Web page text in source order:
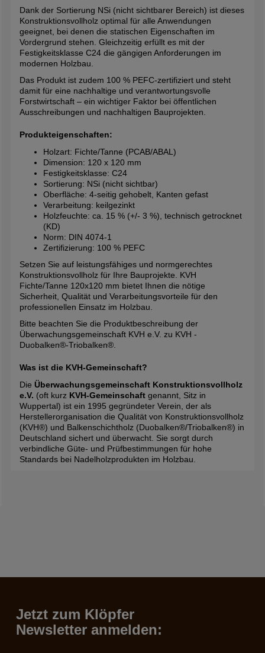
Dank der Sortierung NSi (nicht sichtbarer Bereich) ist dieses
Konstruktionsvollholz optimal für alle Anwendungen
geeignet, bei denen die statischen Eigenschaften im
Vordergrund stehen. Gleichzeitig erfüllt es mit der
Festigkeitsklasse C24 die gängigen Anforderungen im
modernen Holzbau.
Das Produkt ist zudem 100 % PEFC-zertifiziert und steht
damit für eine nachhaltige und verantwortungsvolle
Forstwirtschaft – ein wichtiger Faktor bei öffentlichen
Ausschreibungen und nachhaltigen Bauprojekten.
Produkteigenschaften:
Holzart: Fichte/Tanne (PCAB/ABAL)
Dimension: 120 x 120 mm
Festigkeitsklasse: C24
Sortierung: NSi (nicht sichtbar)
Oberfläche: 4-seitig gehobelt, Kanten gefast
Verarbeitung: keilgezinkt
Holzfeuchte: ca. 15 % (+/- 3 %), technisch getrocknet
(KD)
Norm: DIN 4074-1
Zertifizierung: 100 % PEFC
Setzen Sie auf leistungsfähiges und normgerechtes
Konstruktionsvollholz für Ihre Bauprojekte. KVH
Fichte/Tanne 120x120 mm bietet Ihnen die nötige
Sicherheit, Qualität und Verarbeitungsvorteile für den
professionellen Einsatz im Holzbau.
Bitte beachten Sie die Produktbeschreibung der
Überwachungsgemeinschaft KVH e.V. zu KVH -
Duobalken®-Triobalken®
Was ist die KVH-Gemeinschaft?
Die Überwachungsgemeinschaft Konstruktionsvollholz
e.V. (oft kurz KVH-Gemeinschaft genannt, Sitz in
Wuppertal) ist ein 1995 gegründeter Verein, der als
Herstellerorganisation die Qualität von Konstruktionsvollholz
(KVH®) und Balkenschichtholz (Duobalken®/Triobalken®) in
Deutschland sichert und überwacht. Sie sorgt durch
verbindliche Güte- und Prüfbestimmungen für hohe
Standards bei Nadelholzprodukten im Holzbau.
Jetzt zum Klöpfer
Newsletter anmelden: